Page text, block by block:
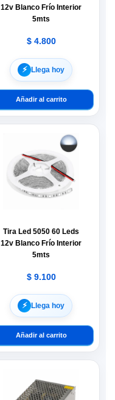
12v Blanco Frío Interior
5mts
$4.800
⚡︎ Llega hoy
Añadir al carrito
Tira Led 5050 60 Leds
12v Blanco Frío Interior
5mts
$9.100
⚡︎ Llega hoy
Añadir al carrito